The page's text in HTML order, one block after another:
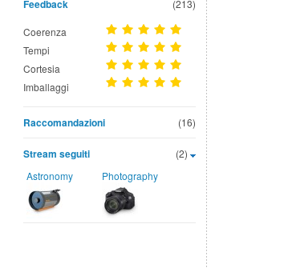
Feedback (213)
Coerenza
Tempi
Cortesia
Imballaggi
(16)
Raccomandazioni
(2)
Stream seguiti
Astronomy Photography